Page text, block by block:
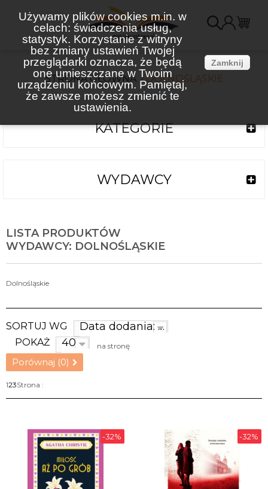
Używamy plików cookies m.in. w
celach: świadczenia usług,
statystyk. Korzystanie z witryny
bez zmiany ustawień Twojej
przeglądarki oznacza, że będą
one umieszczane w Twoim
urządzeniu końcowym. Pamiętaj,
że zawsze możesz zmienić te
ustawienia.
Zamknij
STRONA GŁÓWNA DOLNOŚLĄSKIE
KATEGORIE
WYDAWCY
LISTA PRODUKTÓW
WYDAWCY: DOLNOŚLĄSKIE
Dolnośląskie
SORTUJ WG Data dodania: najnowsze
POKAŻ 40 na stronę
Porównaj (0)
Strona :
123
-32% -32%